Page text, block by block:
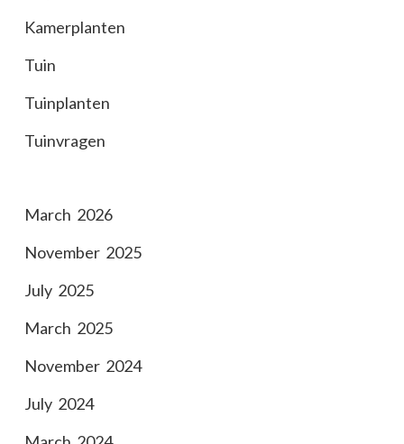
Kamerplanten
Tuin
Tuinplanten
Tuinvragen
March 2026
November 2025
July 2025
March 2025
November 2024
July 2024